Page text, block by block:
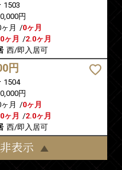
1503
円
月 /0ヶ月
0ヶ月 /2.0ヶ月
西/即入居可
円
1504
円
月 /0ヶ月
0ヶ月 /2.0ヶ月
西/即入居可
表示